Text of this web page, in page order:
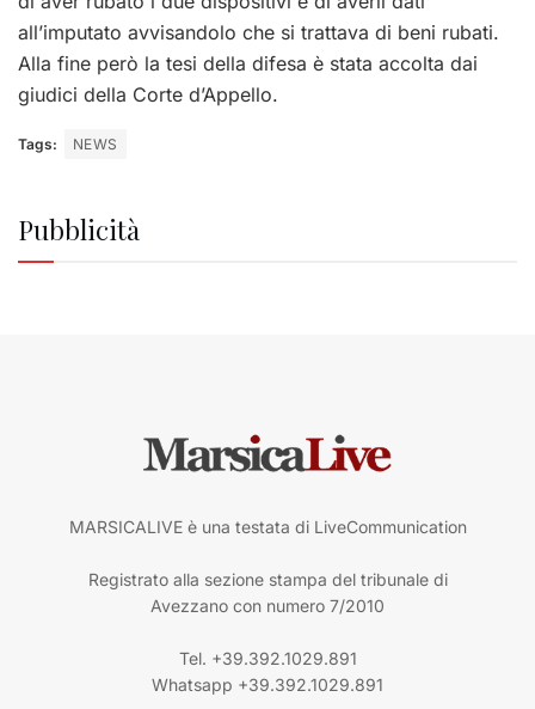
all’imputato avvisandolo che si trattava di beni rubati.
Alla fine però la tesi della difesa è stata accolta dai
giudici della Corte d’Appello.
Tags: NEWS
Pubblicità
MARSICALIVE è una testata di LiveCommunication
Registrato alla sezione stampa del tribunale di
Avezzano con numero 7/2010
Tel. +39.392.1029.891
Whatsapp +39.392.1029.891